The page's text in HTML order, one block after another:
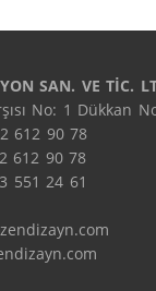
SAN. VE TİC.
No: 1 Dükkan
612 90 78
612 90 78
551 24 61